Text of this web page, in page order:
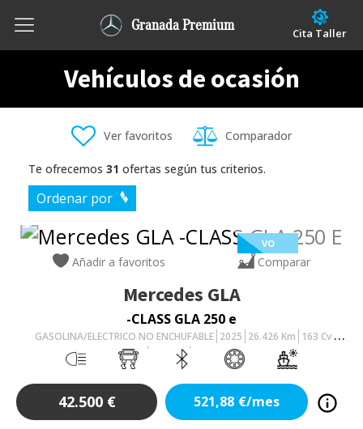
Granada Premium Cita Taller
Vehículos de ocasión
Ver favoritos Comparador
Te ofrecemos 31 ofertas según tus criterios.
Ordenar por
VO
Añadir a favoritos Comparar
Mercedes GLA
-CLASS GLA 250 e
GASOLINA/ELECTRICO NO ENCHUFABLE 2025 26.426 Km 163 Cv
AUTOMÁTICO
42.500 € 521,88 €/mes